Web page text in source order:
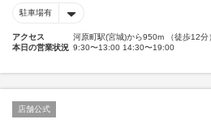
駐車場有
アクセス
河原町駅(宮城)から950m （徒歩12分
本日の営業状況 9:30〜13:00 14:30〜19:00
店舗公式